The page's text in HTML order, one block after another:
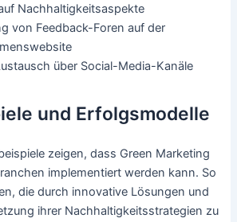
Nachhaltigkeitsaspekte
von Feedback-Foren auf der
über Social-Media-Kanäle
und Erfolgsmodelle
zeigen, dass Green Marketing
implementiert werden kann. So
die durch innovative Lösungen und
ihrer Nachhaltigkeitsstrategien zu